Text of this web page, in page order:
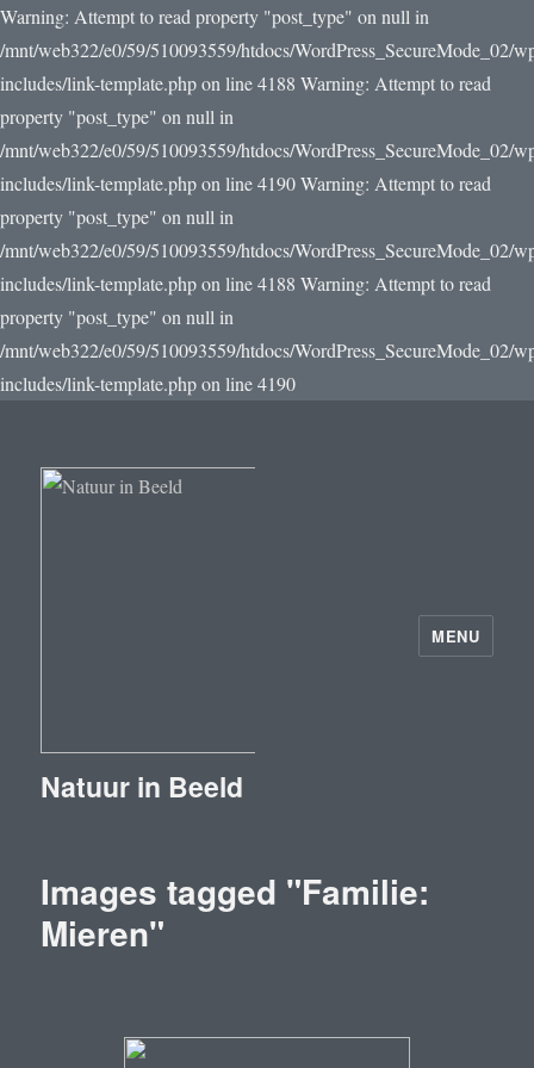
Warning: Attempt to read property "post_type" on null in
/mnt/web322/e0/59/510093559/htdocs/WordPress_SecureMode_02/
includes/link-template.php on line 4188 Warning: Attempt to read
property "post_type" on null in
/mnt/web322/e0/59/510093559/htdocs/WordPress_SecureMode_02/
includes/link-template.php on line 4190Warning: Attempt to read
property "post_type" on null in
/mnt/web322/e0/59/510093559/htdocs/WordPress_SecureMode_02/
includes/link-template.php on line 4188 Warning: Attempt to read
property "post_type" on null in
/mnt/web322/e0/59/510093559/htdocs/WordPress_SecureMode_02/
includes/link-template.php on line 4190
Natuur in Beeld
MENU
Images tagged "Familie:
Mieren"